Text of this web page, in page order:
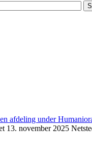
13. november 2025